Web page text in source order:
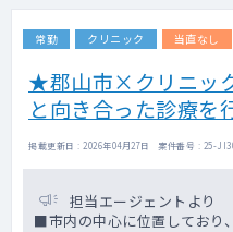
常勤 クリニック 当直なし
★郡山市×クリニッ
と向き合った診療を
掲載更新日 : 2026年04月27日 案件番号 : 25-
担当エージェントより
■市内の中心に位置しており